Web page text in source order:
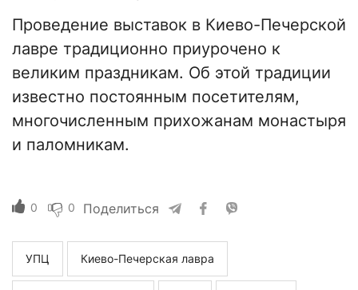
Проведение выставок в Киево-Печерской
лавре традиционно приурочено к
великим праздникам. Об этой традиции
известно постоянным посетителям,
многочисленным прихожанам монастыря
и паломникам.
0 0 Поделиться
УПЦ Киево-Печерская лавра